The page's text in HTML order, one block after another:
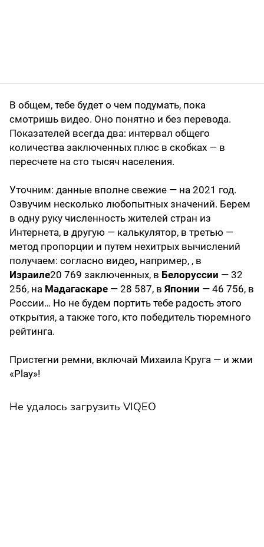
В общем, тебе будет о чем подумать, пока
смотришь видео. Оно понятно и без перевода.
Показателей всегда два: интервал общего
количества заключенных плюс в скобках — в
пересчете на сто тысяч населения.
Уточним: данные вполне свежие — на 2021 год.
Озвучим несколько любопытных значений. Берем
в одну руку численность жителей стран из
Интернета, в другую — калькулятор, в третью —
метод пропорции и путем нехитрых вычислений
получаем: согласно видео, например, , в
Израиле20 769 заключенных, в Белоруссии — 32
256, на Мадагаскаре — 28 587, в Японии — 46 756, в
России… Но не будем портить тебе радость этого
открытия, а также того, кто победитель тюремного
рейтинга.
Пристегни ремни, включай Михаила Круга — и жми
«Play»!
Не удалось загрузить VIQEO